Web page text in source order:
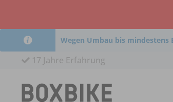
Wegen Umbau bis mindestens
17 Jahre Erfahrung